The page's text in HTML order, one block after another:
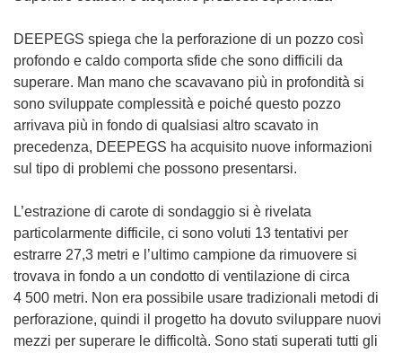
r
a
)
DEEPEGS spiega che la perforazione di un pozzo così
profondo e caldo comporta sfide che sono difficili da
superare. Man mano che scavavano più in profondità si
sono sviluppate complessità e poiché questo pozzo
arrivava più in fondo di qualsiasi altro scavato in
precedenza, DEEPEGS ha acquisito nuove informazioni
sul tipo di problemi che possono presentarsi.
L’estrazione di carote di sondaggio si è rivelata
particolarmente difficile, ci sono voluti 13 tentativi per
estrarre 27,3 metri e l’ultimo campione da rimuovere si
trovava in fondo a un condotto di ventilazione di circa
4 500 metri. Non era possibile usare tradizionali metodi di
perforazione, quindi il progetto ha dovuto sviluppare nuovi
mezzi per superare le difficoltà. Sono stati superati tutti gli